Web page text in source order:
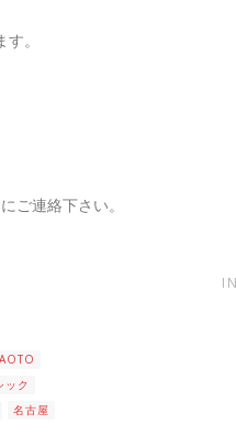
。
ご連絡下さい。
IN
ック
名古屋